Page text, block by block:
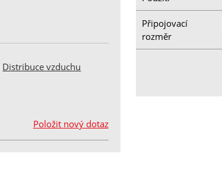
Distribuce vzduchu
Připojovací
rozměr
Položit nový dotaz